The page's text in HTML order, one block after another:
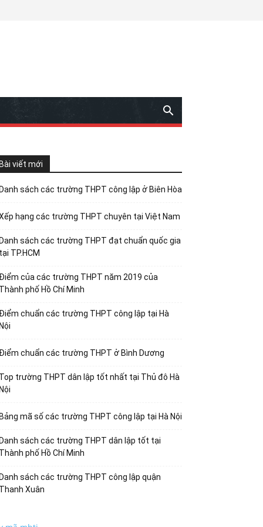
Bài viết mới
Danh sách các trường THPT công lập ở Biên Hòa
hạng các trường THPT chuyên tại Việt Nam
Danh sách các trường THPT đạt chuẩn quốc gia
tại TP.HCM
Điểm của các trường THPT năm 2019 của
Thành phố Hồ Chí Minh
Điểm chuẩn các trường THPT công lập tại Hà
Nội
Điểm chuẩn các trường THPT ở Bình Dương
Top trường THPT dân lập tốt nhất tại Thủ đô Hà
Nội
Bảng mã số các trường THPT công lập tại Hà Nội
Danh sách các trường THPT dân lập tốt tại
Thành phố Hồ Chí Minh
Danh sách các trường THPT công lập quận
Thanh Xuân